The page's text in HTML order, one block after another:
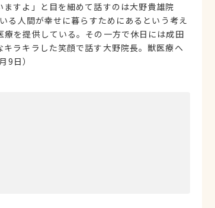
すよ」と目を細めて話すのは大野貴雄院
る人間が幸せに暮らすためにあるという考え
を提供している。その一方で休日には成田
ラキラした笑顔で話す大野院長。獣医療へ
9日）